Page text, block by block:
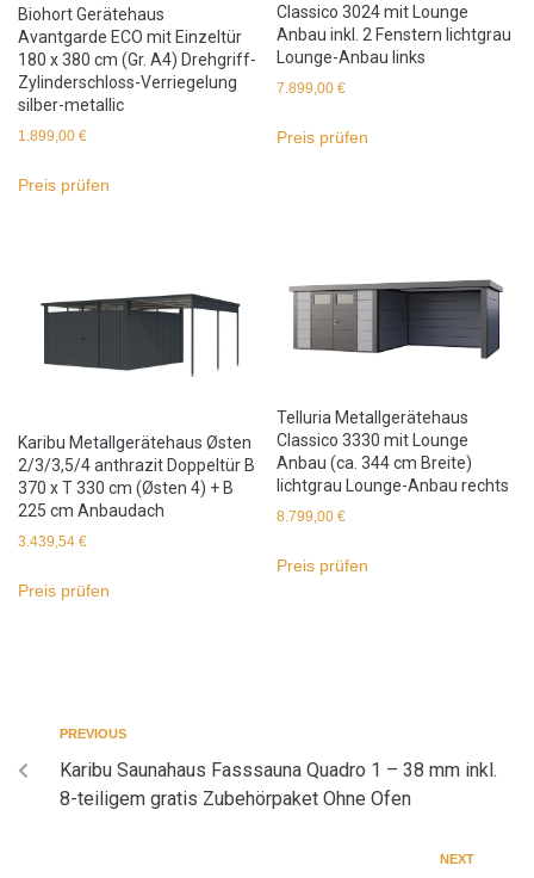
Biohort Gerätehaus
Avantgarde ECO mit Einzeltür
180 x 380 cm (Gr. A4) Drehgriff-
Zylinderschloss-Verriegelung
silber-metallic
1.899,00 €
Preis prüfen
Classico 3024 mit Lounge
Anbau inkl. 2 Fenstern lichtgrau
Lounge-Anbau links
7.899,00€
Preis prüfen
Karibu Metallgerätehaus Østen
2/3/3,5/4 anthrazit Doppeltür B
370 x T 330 cm (Østen 4) + B
225 cm Anbaudach
3.439,54 €
Preis prüfen
Telluria Metallgerätehaus
Classico 3330 mit Lounge
Anbau (ca. 344 cm Breite)
lichtgrau Lounge-Anbau rechts
8.799,00€
Preis prüfen
PREVIOUS
Karibu Saunahaus Fasssauna Quadro 1 – 38 mm inkl.
8-teiligem gratis Zubehörpaket Ohne Ofen
NEXT